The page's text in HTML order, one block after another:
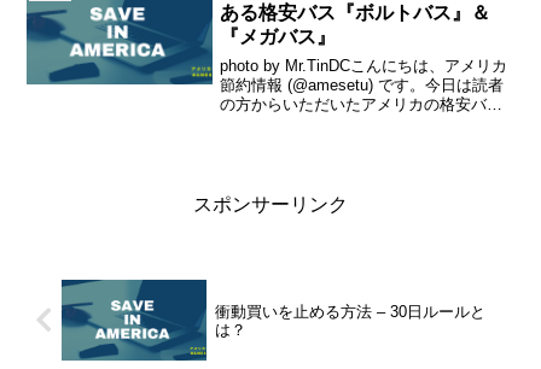
ある格安バス『ボルトバス』＆
『メガバス』
photo by Mr.TinDCこんにちは、アメリカ
節約情報 (@amesetu) です。今日は読者
の方からいただいたアメリカの格安バス
スポンサーリンク
衝動買いを止める方法 – 30日ルールと
は？